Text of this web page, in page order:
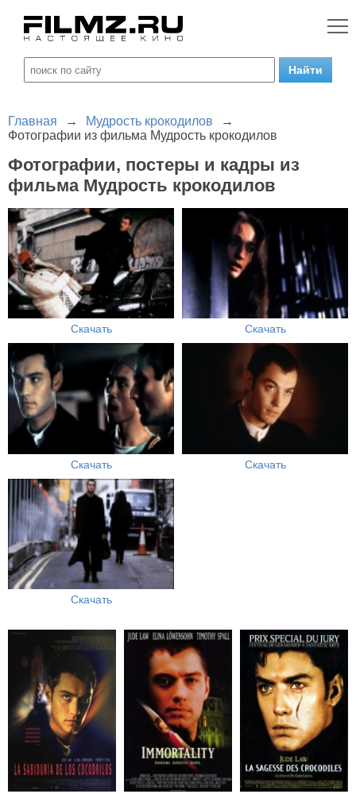
Главная → Мудрость крокодилов
→
Фотографии из фильма Мудрость крокодилов
Фотографии, постеры и кадры из
фильма Мудрость крокодилов
Скачать Скачать
Скачать Скачать
Скачать